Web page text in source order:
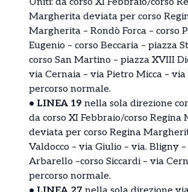
Margherita deviata per corso
Margherita – Rondò Forca – corso
Eugenio – corso Beccaria – piazza
corso San Martino – piazza XVIII
via Cernaia – via Pietro Micca –
percorso normale.
• LINEA 19 nella sola direzione
da corso XI Febbraio/corso Regina
deviata per corso Regina
Valdocco – via Giulio – via. Bligny
Arbarello –corso Siccardi – via
percorso normale.